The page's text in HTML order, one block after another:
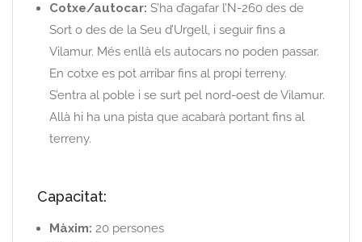
Cotxe/autocar: S’ha d’agafar l’N-260 des de
Sort o des de la Seu d’Urgell, i seguir fins a
Vilamur. Més enllà els autocars no poden passar.
En cotxe es pot arribar fins al propi terreny.
S’entra al poble i se surt pel nord-oest de Vilamur.
Allà hi ha una pista que acabarà portant fins al
terreny.
Capacitat:
Màxim: 20 persones